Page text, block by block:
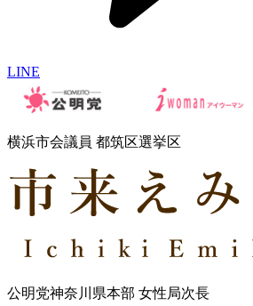
LINE
横浜市会議員 都筑区選挙区
公明党神奈川県本部 女性局次長